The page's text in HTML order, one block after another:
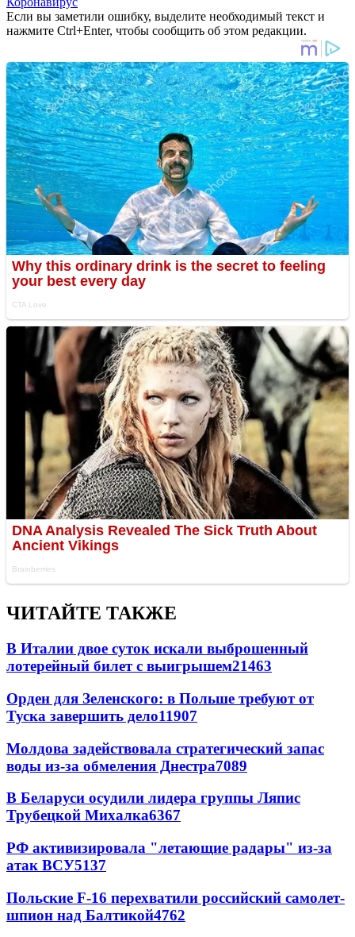
Если вы заметили ошибку, выделите необходимый текст и
нажмите Ctrl+Enter, чтобы сообщить об этом редакции.
ЧИТАЙТЕ ТАКЖЕ
В Италии двое суток искали выброшенный
лотерейный билет с выигрышем21463
Орден для Зеленского: в Польше требуют от
Туска завершить дело11907
Молдова задействовала стратегический запас
воды из-за обмеления Днестра7089
В Беларуси осудили лидера группы Ляпис
Трубецкой Михалка6367
РФ активизировала "летающие радары" из-за
атак ВСУ5137
Польские F-16 перехватили российский самолет-
шпион над Балтикой4762